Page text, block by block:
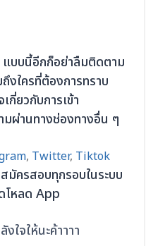
แบบนี้อีกก็อย่าลืมติดตาม
งใครที่ต้องการทราบ
กี่ยวกับการเข้า
ผ่านทางช่องทางอื่น ๆ
, Twitter, Tiktok
มัครสอบทุกรอบในระบบ
โหลด App
ใจให้นะค้าาาา